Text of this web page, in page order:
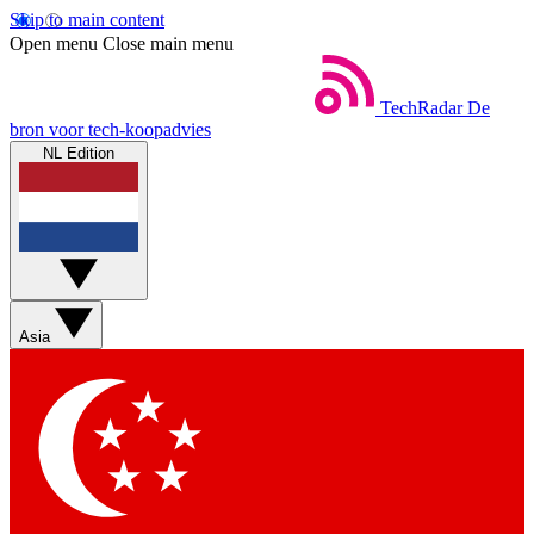
Skip to main content
Open menu Close main menu
TechRadar De
bron voor tech-koopadvies
NL Edition
Asia